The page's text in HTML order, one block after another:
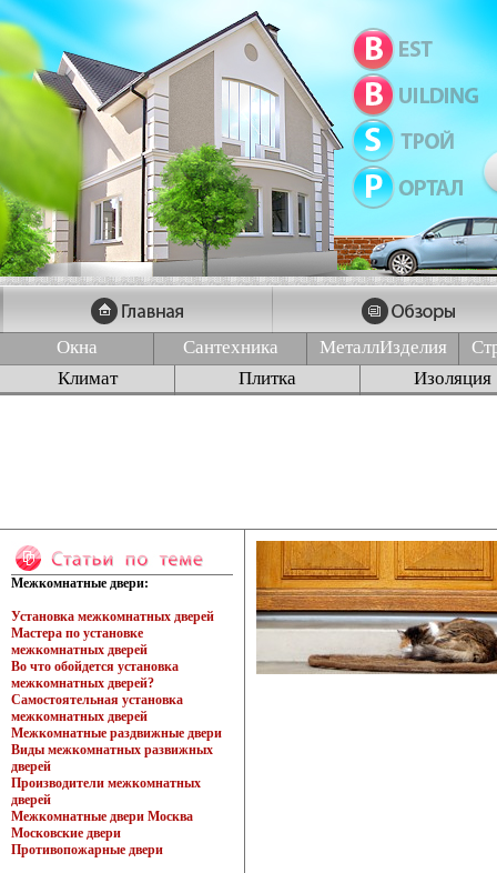
Окна Сантехника МеталлИзделия
Климат
Плитка Изоляция
Межкомнатные двери:
Установка межкомнатных дверей
Мастера по установке
межкомнатных дверей
Во что обойдется установка
межкомнатных дверей?
Самостоятельная установка
межкомнатных дверей
Межкомнатные раздвижные двери
Виды межкомнатных развижных
дверей
Производители межкомнатных
дверей
Межкомнатные двери Москва
Московские двери
Противопожарные двери